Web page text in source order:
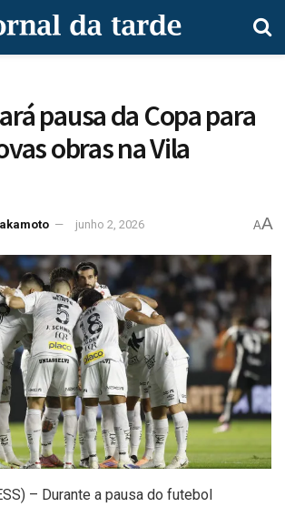
pausa da Copa para
obras na Vila
junho 2, 2026 AA
– Durante a pausa do futebol